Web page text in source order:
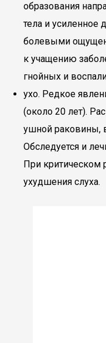
образования
тела и усиленное
болевыми
к учащению
гнойных и
ухо. Редкое
(около 20 лет).
ушной раковины,
Обследуется и
При критическом
ухудшения слуха.